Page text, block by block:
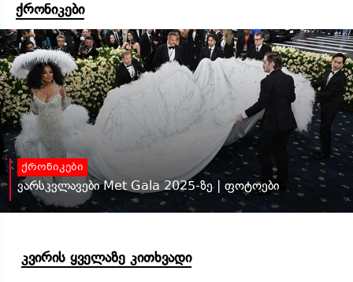
ქრონიკები
ქრონიკები
ვარსკვლავები Met Gala 2025-ზე | ფოტოები
კვირის ყველაზე კითხვადი